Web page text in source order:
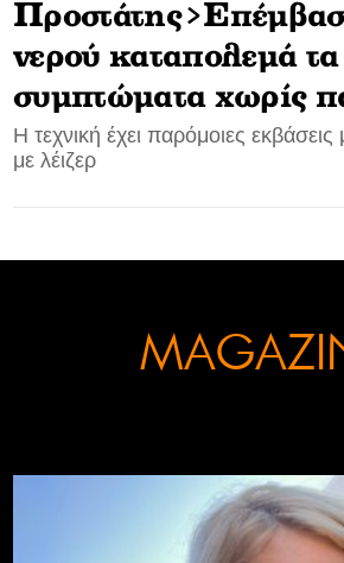
CONTACT
ADVERTISE
νερού καταπολεμά τα
συμπτώματα χωρίς
Η τεχνική έχει παρόμοιες
με λέιζερ